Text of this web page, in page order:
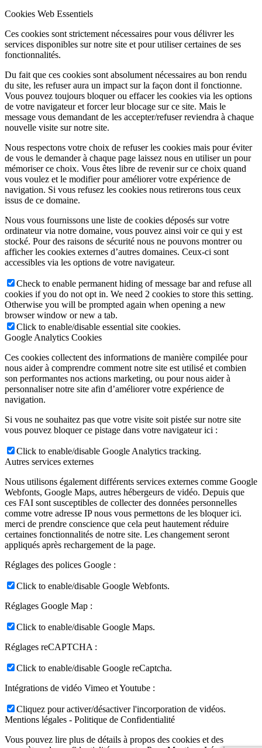
Cookies Web Essentiels
Ces cookies sont strictement nécessaires pour vous délivrer les
services disponibles sur notre site et pour utiliser certaines de ses
fonctionnalités.
Du fait que ces cookies sont absolument nécessaires au bon rendu
du site, les refuser aura un impact sur la façon dont il fonctionne.
Vous pouvez toujours bloquer ou effacer les cookies via les options
de votre navigateur et forcer leur blocage sur ce site. Mais le
message vous demandant de les accepter/refuser reviendra à chaque
nouvelle visite sur notre site.
Nous respectons votre choix de refuser les cookies mais pour éviter
de vous le demander à chaque page laissez nous en utiliser un pour
mémoriser ce choix. Vous êtes libre de revenir sur ce choix quand
vous voulez et le modifier pour améliorer votre expérience de
navigation. Si vous refusez les cookies nous retirerons tous ceux
issus de ce domaine.
Nous vous fournissons une liste de cookies déposés sur votre
ordinateur via notre domaine, vous pouvez ainsi voir ce qui y est
stocké. Pour des raisons de sécurité nous ne pouvons montrer ou
afficher les cookies externes d’autres domaines. Ceux-ci sont
accessibles via les options de votre navigateur.
Check to enable permanent hiding of message bar and refuse all
cookies if you do not opt in. We need 2 cookies to store this setting.
Otherwise you will be prompted again when opening a new
browser window or new a tab.
Click to enable/disable essential site cookies.
Google Analytics Cookies
Ces cookies collectent des informations de manière compilée pour
nous aider à comprendre comment notre site est utilisé et combien
son performantes nos actions marketing, ou pour nous aider à
personnaliser notre site afin d’améliorer votre expérience de
navigation.
Si vous ne souhaitez pas que votre visite soit pistée sur notre site
vous pouvez bloquer ce pistage dans votre navigateur ici :
Click to enable/disable Google Analytics tracking.
Autres services externes
Nous utilisons également différents services externes comme Google
Webfonts, Google Maps, autres hébergeurs de vidéo. Depuis que
ces FAI sont susceptibles de collecter des données personnelles
comme votre adresse IP nous vous permettons de les bloquer ici.
merci de prendre conscience que cela peut hautement réduire
certaines fonctionnalités de notre site. Les changement seront
appliqués après rechargement de la page.
Réglages des polices Google :
Click to enable/disable Google Webfonts.
Réglages Google Map :
Click to enable/disable Google Maps.
Réglages reCAPTCHA :
Click to enable/disable Google reCaptcha.
Intégrations de vidéo Vimeo et Youtube :
Cliquez pour activer/désactiver l'incorporation de vidéos.
Mentions légales - Politique de Confidentialité
Vous pouvez lire plus de détails à propos des cookies et des